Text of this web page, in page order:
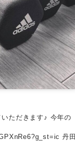
ただきます♪ 今年の
丹田